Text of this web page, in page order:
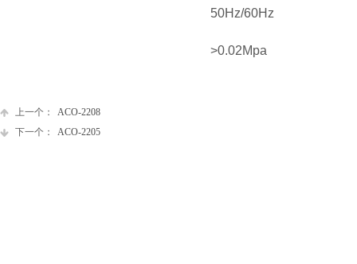
50Hz/60Hz
>0.02Mpa
上一个：
ACO-2208
下一个：
ACO-2205